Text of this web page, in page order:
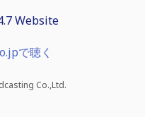
Website
で聴く
Co.,Ltd.